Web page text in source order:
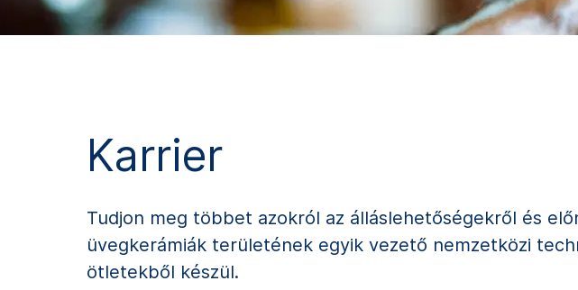
Karrier
Tudjon meg többet azokról az álláslehetőségekről és
üvegkerámiák területének egyik vezető nemzetközi
ötletekből készül.